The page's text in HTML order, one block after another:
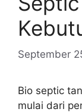
September
Bio septic
mulai dari